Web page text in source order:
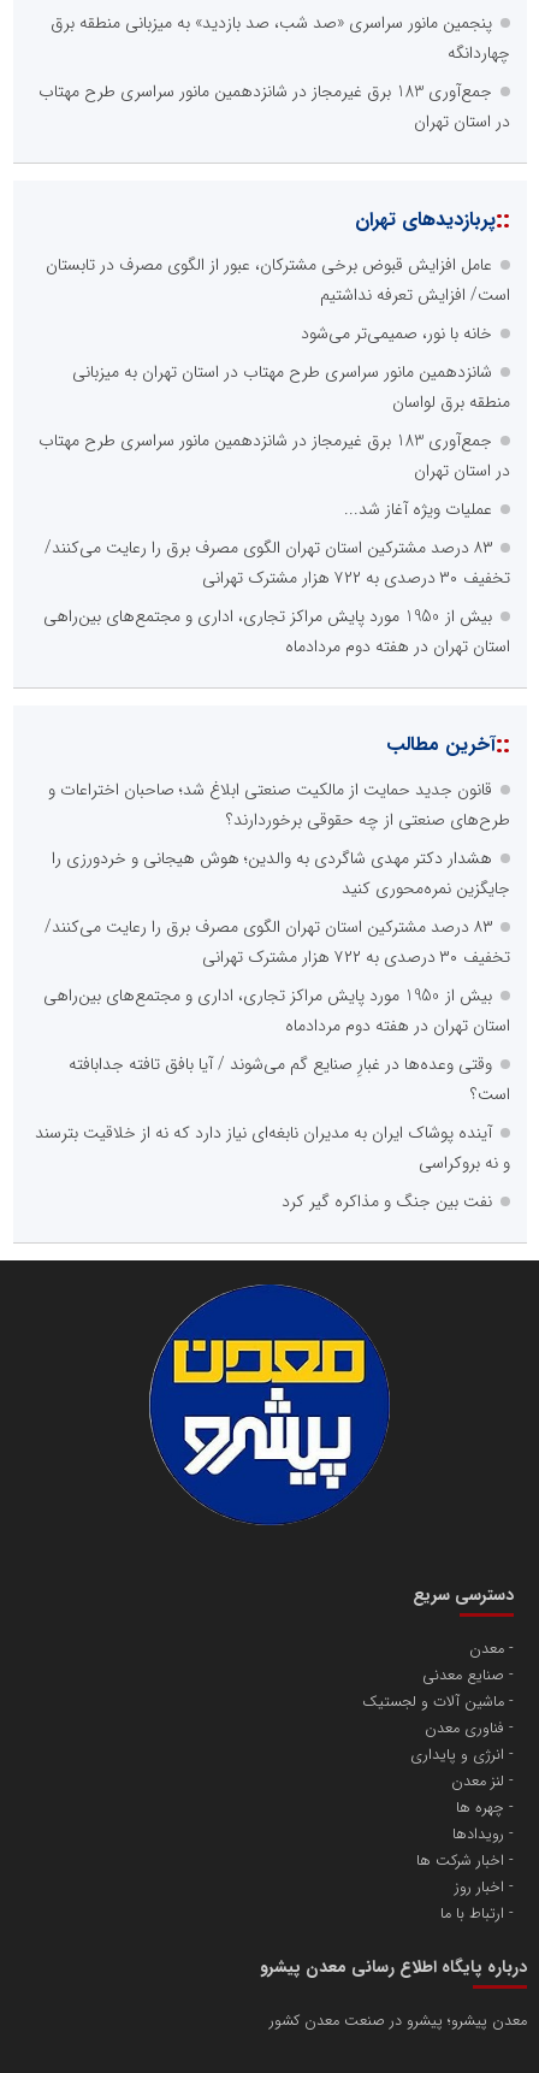
پنجمین مانور سراسری «صد شب، صد بازدید» به میزبانی منطقه برق
چهاردانگه
جمع‌آوری 183 برق غیرمجاز در شانزدهمین مانور سراسری طرح مهتاب
در استان تهران
::پربازدیدهای تهران
عامل افزایش قبوض برخی مشترکان، عبور از الگوی مصرف در تابستان
است/ افزایش تعرفه نداشتیم
خانه با نور، صمیمی‌تر می‌شود
شانزدهمین مانور سراسری طرح مهتاب در استان تهران به میزبانی
منطقه برق لواسان
جمع‌آوری 183 برق غیرمجاز در شانزدهمین مانور سراسری طرح مهتاب
در استان تهران
عملیات ویژه آغاز شد...
۸۳ درصد مشترکین استان تهران الگوی مصرف برق را رعایت می‌کنند/
تخفیف ۳۰ درصدی به ۷۲۲ هزار مشترک تهرانی
بیش از 1950 مورد پایش مراکز تجاری، اداری و مجتمع‌های بین‌راهی
استان تهران در هفته دوم مردادماه
::آخرین مطالب
قانون جدید حمایت از مالکیت صنعتی ابلاغ شد؛ صاحبان اختراعات و
طرح‌های صنعتی از چه حقوقی برخوردارند؟
هشدار دکتر مهدی شاگردی به والدین؛ هوش هیجانی و خردورزی را
جایگزین نمره‌محوری کنید
۸۳ درصد مشترکین استان تهران الگوی مصرف برق را رعایت می‌کنند/
تخفیف ۳۰ درصدی به ۷۲۲ هزار مشترک تهرانی
بیش از 1950 مورد پایش مراکز تجاری، اداری و مجتمع‌های بین‌راهی
استان تهران در هفته دوم مردادماه
وقتی وعده‌ها در غبارِ صنایع گم می‌شوند / آیا بافق تافته جدابافته
است؟
آینده پوشاک ایران به مدیران نابغه‌ای نیاز دارد که نه از خلاقیت بترسند
و نه بروکراسی
نفت بین جنگ و مذاکره گیر کرد
دسترسی سریع
معدن
صنایع معدنی
ماشین آلات و لجستیک
فناوری معدن
انرژی و پایداری
لنز معدن
چهره ها
رویدادها
اخبار شرکت ها
اخبار روز
ارتباط با ما
درباره پایگاه اطلاع رسانی معدن پیشرو
معدن پیشرو؛ پیشرو در صنعت معدن کشور